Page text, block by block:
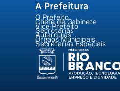
A Prefeitura
O Prefeito
Chefe de Gabinete
Vice-Prefeito
Secretarias
Autarquias
Órgãos Municipais
Secretarias Especiais